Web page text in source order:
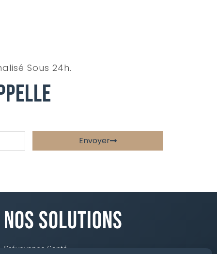
Sous 24h.
Envoyer
Nos Solutions
Prévoyance Santé